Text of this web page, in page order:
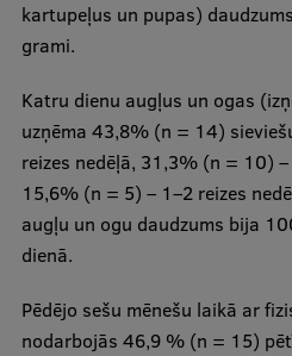
kartupeļus un pupas)
grami.
Katru dienu augļus un ogas
uzņēma 43,8% (n = 14)
reizes nedēļā, 31,3% (n = 10)
15,6% (n = 5) – 1–2 reizes
augļu un ogu daudzums bija
dienā.
Pēdējo sešu mēnešu laikā ar
nodarbojās 46,9 % (n = 15)